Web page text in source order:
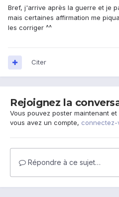
Bref, j'arrive après la guerre et je
mais certaines affirmation me
les corriger ^^
Citer
Rejoignez la
Vous pouvez poster maintenant
vous avez un compte, connectez-
Répondre à ce sujet…